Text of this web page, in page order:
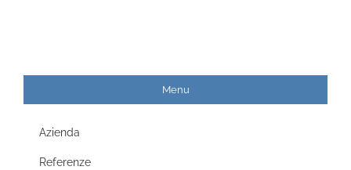
Menu
Azienda
Referenze